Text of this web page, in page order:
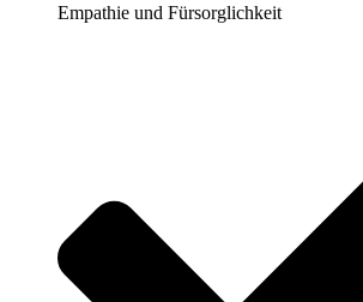
Empathie und Fürsorglichkeit